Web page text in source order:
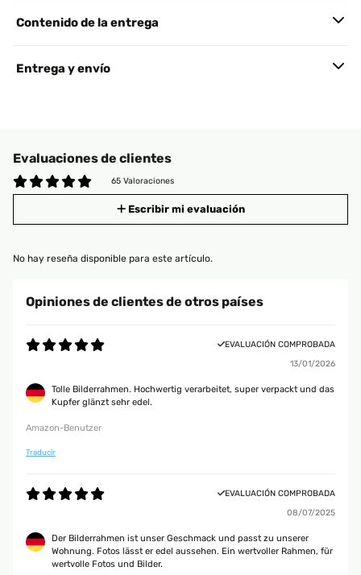
Contenido de la entrega
Entrega y envío
Evaluaciones de clientes
65 Valoraciones
Escribir mi evaluación
No hay reseña disponible para este artículo.
Opiniones de clientes de otros países
EVALUACIÓN COMPROBADA
13/01/2026
Tolle Bilderrahmen. Hochwertig verarbeitet, super verpackt und das
Kupfer glänzt sehr edel.
Amazon-Benutzer
Traducir
EVALUACIÓN COMPROBADA
08/07/2025
Der Bilderrahmen ist unser Geschmack und passt zu unserer
Wohnung. Fotos lässt er edel aussehen. Ein wertvoller Rahmen, für
wertvolle Fotos und Bilder.